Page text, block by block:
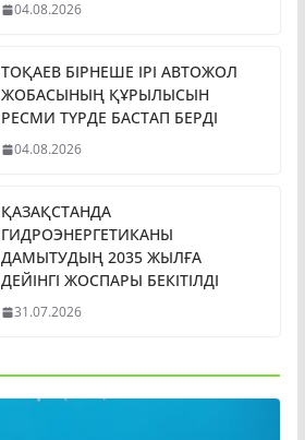
04.08.2026
ТОҚАЕВ БІРНЕШЕ ІРІ АВТОЖОЛ
ЖОБАСЫНЫҢ ҚҰРЫЛЫСЫН
РЕСМИ ТҮРДЕ БАСТАП БЕРДІ
04.08.2026
ҚАЗАҚСТАНДА
ГИДРОЭНЕРГЕТИКАНЫ
ДАМЫТУДЫҢ 2035 ЖЫЛҒА
ДЕЙІНГІ ЖОСПАРЫ БЕКІТІЛДІ
31.07.2026